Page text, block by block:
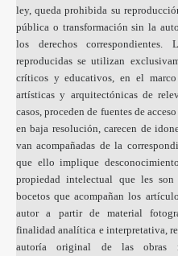
ley, queda prohibida su
pública o transformación sin la
los derechos correspondientes.
reproducidas se utilizan
críticos y educativos, en el
artísticas y arquitectónicas de
casos, proceden de fuentes de
en baja resolución, carecen de
van acompañadas de la
que ello implique
propiedad intelectual que les son
bocetos que acompañan los
autor a partir de material
finalidad analítica e interpretativa,
autoría original de las obras